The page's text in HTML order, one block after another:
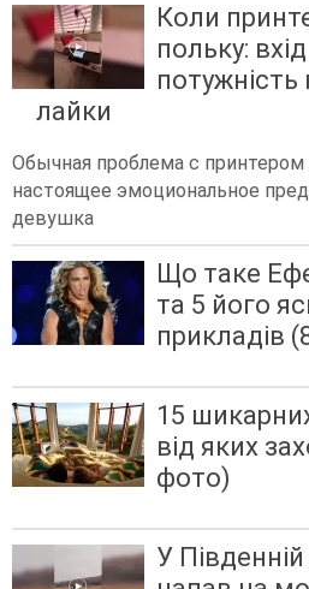
Коли
польку:
потужність
лайки
Обычная проблема с принтером
настоящее эмоциональное
девушка
Що таке
та 5 його
прикладів
15
від яких
фото)
У